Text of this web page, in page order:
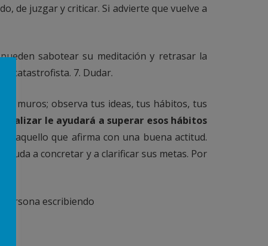
de juzgar y criticar. Si advierte que vuelve a
sabotear su meditación y retrasar la
catastrofista. 7. Dudar.
muros; observa tus ideas, tus hábitos, tus
Visualizar le ayudará a superar esos hábitos
aquello que afirma con una buena actitud.
a concretar y a clarificar sus metas. Por